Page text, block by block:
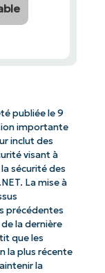
publiée le 9
importante
inclut des
visant à
sécurité des
La mise à
précédentes
la dernière
que les
la plus récente
la